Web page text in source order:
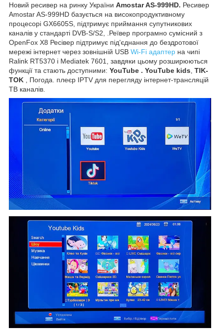
Новий ресивер на ринку України Amostar AS-999HD. Ресивер
Amostar AS-999HD базується на високопродуктивному
процесорі GX6605S, підтримує приймання супутникових
каналів у стандарті DVB-S/S2, .Реївер програмно сумісний з
OpenFox X8 Ресівер підтримує під'єднання до бездротової
мережі інтернет через зовнішній USB Wi-Fi адаптер на чипі
Ralink RT5370 і Mediatek 7601, завдяки цьому розширюються
функції та стають доступними: YouTube . YouTube kids TIK-
TOK , Погода. плеєр IPTV для перегляду інтернет-трансляцій
ТВ каналів.